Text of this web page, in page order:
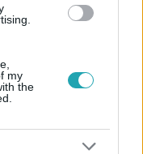
my
the
történész
az életünket a